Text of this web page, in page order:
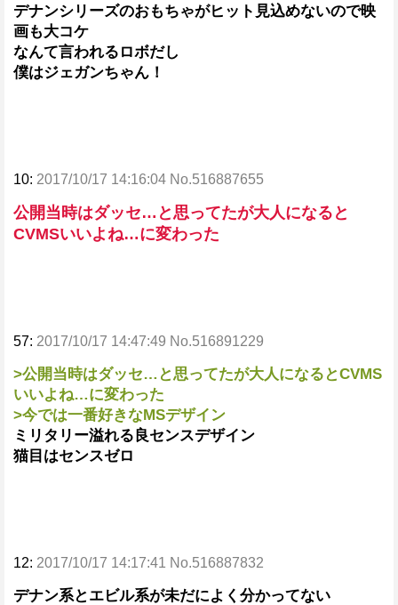
デナンシリーズのおもちゃがヒット見込めないので映
画も大コケ
なんて言われるロボだし
僕はジェガンちゃん！
10: 2017/10/17 14:16:04 No.516887655
公開当時はダッセ…と思ってたが大人になると
CVMSいいよね…に変わった
57: 2017/10/17 14:47:49 No.516891229
>公開当時はダッセ…と思ってたが大人になるとCVMS
いいよね…に変わった
>今では一番好きなMSデザイン
ミリタリー溢れる良センスデザイン
猫目はセンスゼロ
12: 2017/10/17 14:17:41 No.516887832
デナン系とエビル系が未だによく分かってない